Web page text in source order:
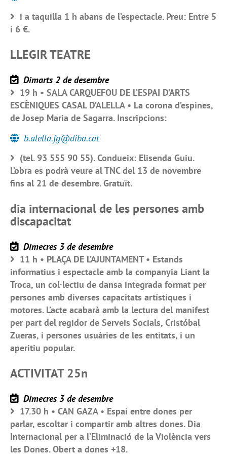
i a taquilla 1 h abans de l’espectacle. Preu: Entre 5
i 6 €.
LLEGIR TEATRE
Dimarts 2 de desembre
19 h • SALA CARQUEFOU DE L’ESPAI D’ARTS
ESCÈNIQUES CASAL D’ALELLA • La corona d’espines,
de Josep Maria de Sagarra. Inscripcions:
b.alella.fg@diba.cat
(tel. 93 555 90 55). Condueix: Elisenda Guiu.
L’obra es podrà veure al TNC del 13 de novembre
fins al 21 de desembre. Gratuït.
dia internacional de les persones amb
discapacitat
Dimecres 3 de desembre
11 h • PLAÇA DE L’AJUNTAMENT • Estands
informatius i espectacle amb la companyia Liant la
Troca, un col·lectiu de dansa integrada format per
persones amb diverses capacitats artístiques i
motores. L’acte acabarà amb la lectura del manifest
per part del regidor de Serveis Socials, Cristóbal
Zueras, i persones usuàries de les entitats, i un
aperitiu popular.
ACTIVITAT 25n
Dimecres 3 de desembre
17.30 h • CAN GAZA • Espai entre dones per
parlar, escoltar i compartir amb altres dones. Dia
Internacional per a l’Eliminació de la Violència vers
les Dones. Obert a dones +18.